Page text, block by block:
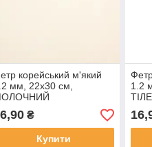
корейський м'який
мм, 22x30 см,
₴
Купити
1.2